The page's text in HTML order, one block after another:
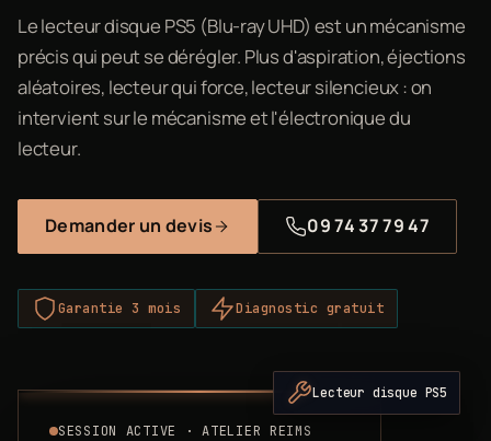
Le lecteur disque PS5 (Blu-ray UHD) est un mécanisme
précis qui peut se dérégler. Plus d'aspiration, éjections
aléatoires, lecteur qui force, lecteur silencieux : on
intervient sur le mécanisme et l'électronique du
lecteur.
Demander un devis 09 74 37 79 47
Garantie 3 mois Diagnostic gratuit
SESSION ACTIVE · ATELIER REIMS
Lecteur disque PS5